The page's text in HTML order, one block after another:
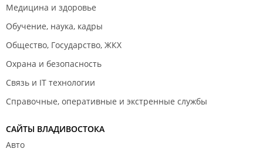
Медицина и здоровье
Обучение, наука, кадры
Общество, Государство, ЖКХ
Охрана и безопасность
Связь и IT технологии
Справочные, оперативные и экстренные службы
САЙТЫ ВЛАДИВОСТОКА
Авто